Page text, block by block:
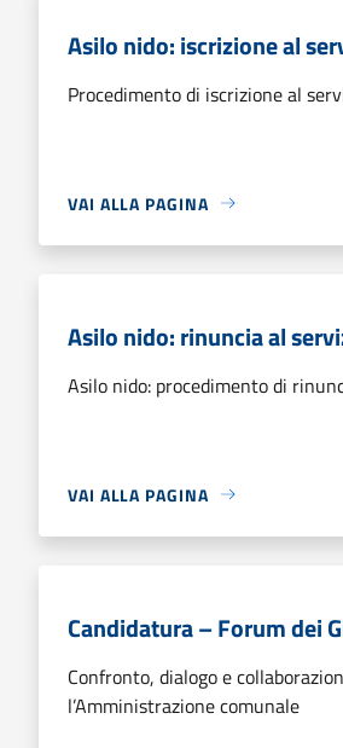
Asilo nido: iscrizione al
Procedimento di iscrizione al
VAI ALLA PAGINA
Asilo nido: rinuncia al
Asilo nido: procedimento di
VAI ALLA PAGINA
Candidatura – Forum dei
Confronto, dialogo e
l’Amministrazione comunale